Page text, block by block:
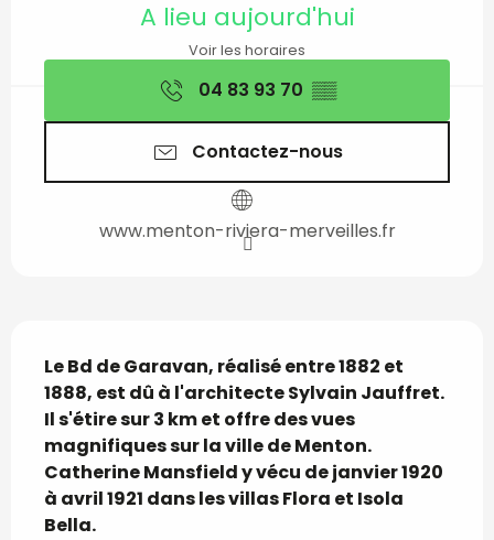
A lieu aujourd'hui
Voir les horaires
04 83 93 70 ▒▒
Contactez-nous
www.menton-riviera-merveilles.fr
Description
Le Bd de Garavan, réalisé entre 1882 et
1888, est dû à l'architecte Sylvain Jauffret.
Il s'étire sur 3 km et offre des vues
magnifiques sur la ville de Menton.
Catherine Mansfield y vécu de janvier 1920
à avril 1921 dans les villas Flora et Isola
Bella.